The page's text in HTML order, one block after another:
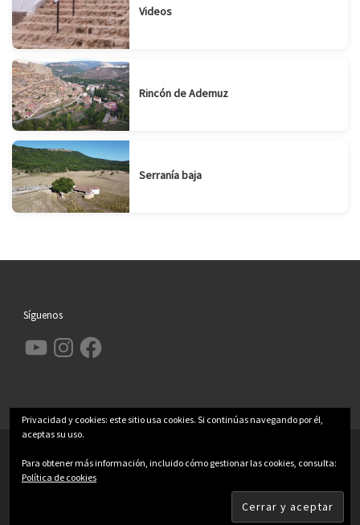
Videos
Rincón de Ademuz
Serranía baja
Síguenos
YouTube InstagramFacebook
Funciona con
Privacidad y cookies: este sitio usa cookies. Si continúas navegando por él,
aceptas su uso.
Para obtener más información, incluido cómo gestionar las cookies, consulta:
Política de cookies